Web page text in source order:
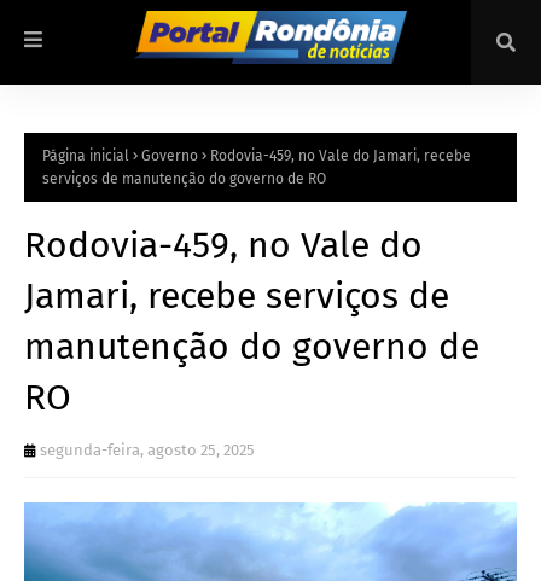
Página inicial Governo
Rodovia-459, no Vale do Jamari, recebe
serviços de manutenção do governo de RO
Rodovia-459, no Vale do
Jamari, recebe serviços de
manutenção do governo de
RO
segunda-feira, agosto 25, 2025